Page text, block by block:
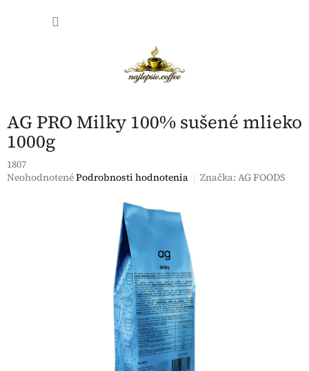
AG PRO Milky 100% sušené mlieko
1000g
1807
Priemerné
NeohodnotenéPodrobnosti hodnotenia Značka:AG FOODS